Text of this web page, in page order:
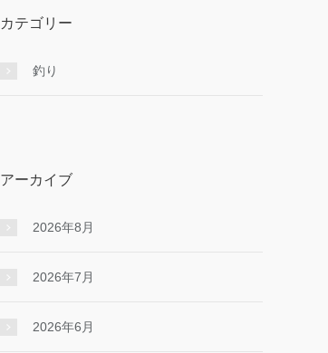
カテゴリー
釣り
アーカイブ
2026年8月
2026年7月
2026年6月